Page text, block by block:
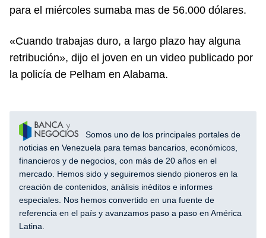
para el miércoles sumaba mas de 56.000 dólares.
«Cuando trabajas duro, a largo plazo hay alguna
retribución», dijo el joven en un video publicado por
la policía de Pelham en Alabama.
Somos uno de los principales portales de
noticias en Venezuela para temas bancarios, económicos,
financieros y de negocios, con más de 20 años en el
mercado. Hemos sido y seguiremos siendo pioneros en la
creación de contenidos, análisis inéditos e informes
especiales. Nos hemos convertido en una fuente de
referencia en el país y avanzamos paso a paso en América
Latina.